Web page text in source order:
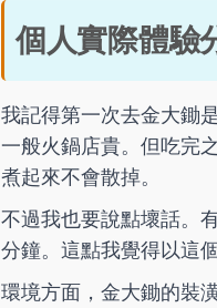
個人實際體驗
我記得第一次去金大鋤
一般火鍋店貴。但吃完
煮起來不會散掉。
不過我也要說點壞話。
分鐘。這點我覺得以這
環境方面，金大鋤的裝